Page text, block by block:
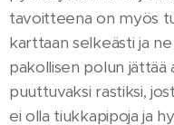
tavoitteena on myös
karttaan selkeästi ja
pakollisen polun jättää
puuttuvaksi rastiksi,
ei olla tiukkapipoja ja